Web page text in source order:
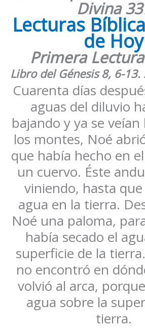
Divina
Lecturas
de Hoy
Primera
Libro del Génesis8, 6-13.
Cuarenta días
aguas del diluvio
bajando y ya se veían
los montes, Noé
que había hecho en
un cuervo. Éste
viniendo, hasta que
agua en la tierra.
Noé una paloma,
había secado el
superficie de la
no encontró en
volvió al arca,
agua sobre la
tierra.